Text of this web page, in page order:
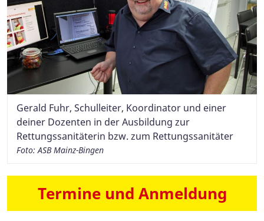
Gerald Fuhr, Schulleiter, Koordinator und einer
deiner Dozenten in der Ausbildung zur
Rettungssanitäterin bzw. zum Rettungssanitäter
Foto: ASB Mainz-Bingen
Termine und Anmeldung